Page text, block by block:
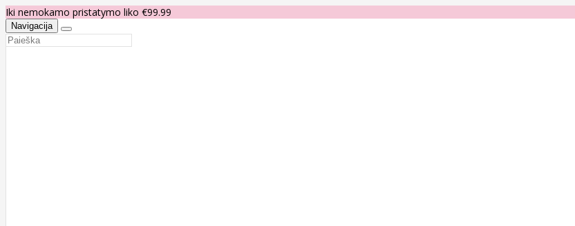
Iki nemokamo pristatymo liko €99.99
Navigacija